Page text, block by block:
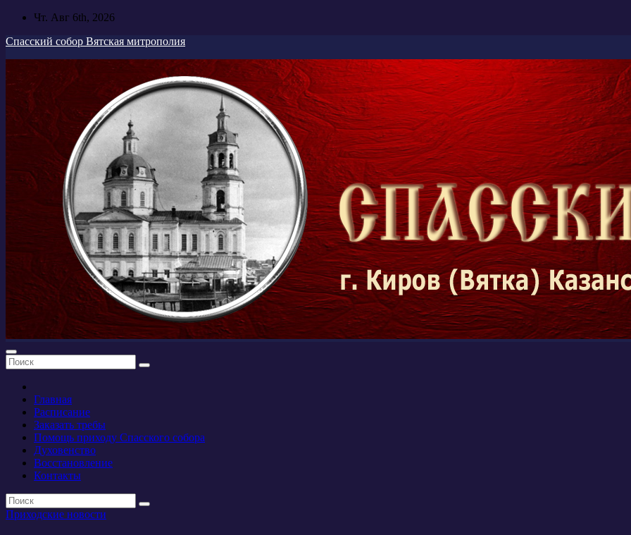
Перейти
содержимому
Чт. Авг 6th, 2026
Спасский собор Вятская митрополия
Главная
Расписание
Заказать требы
Помощь приходу Спасского собора
Духовенство
Восстановление
Контакты
Приходские новости